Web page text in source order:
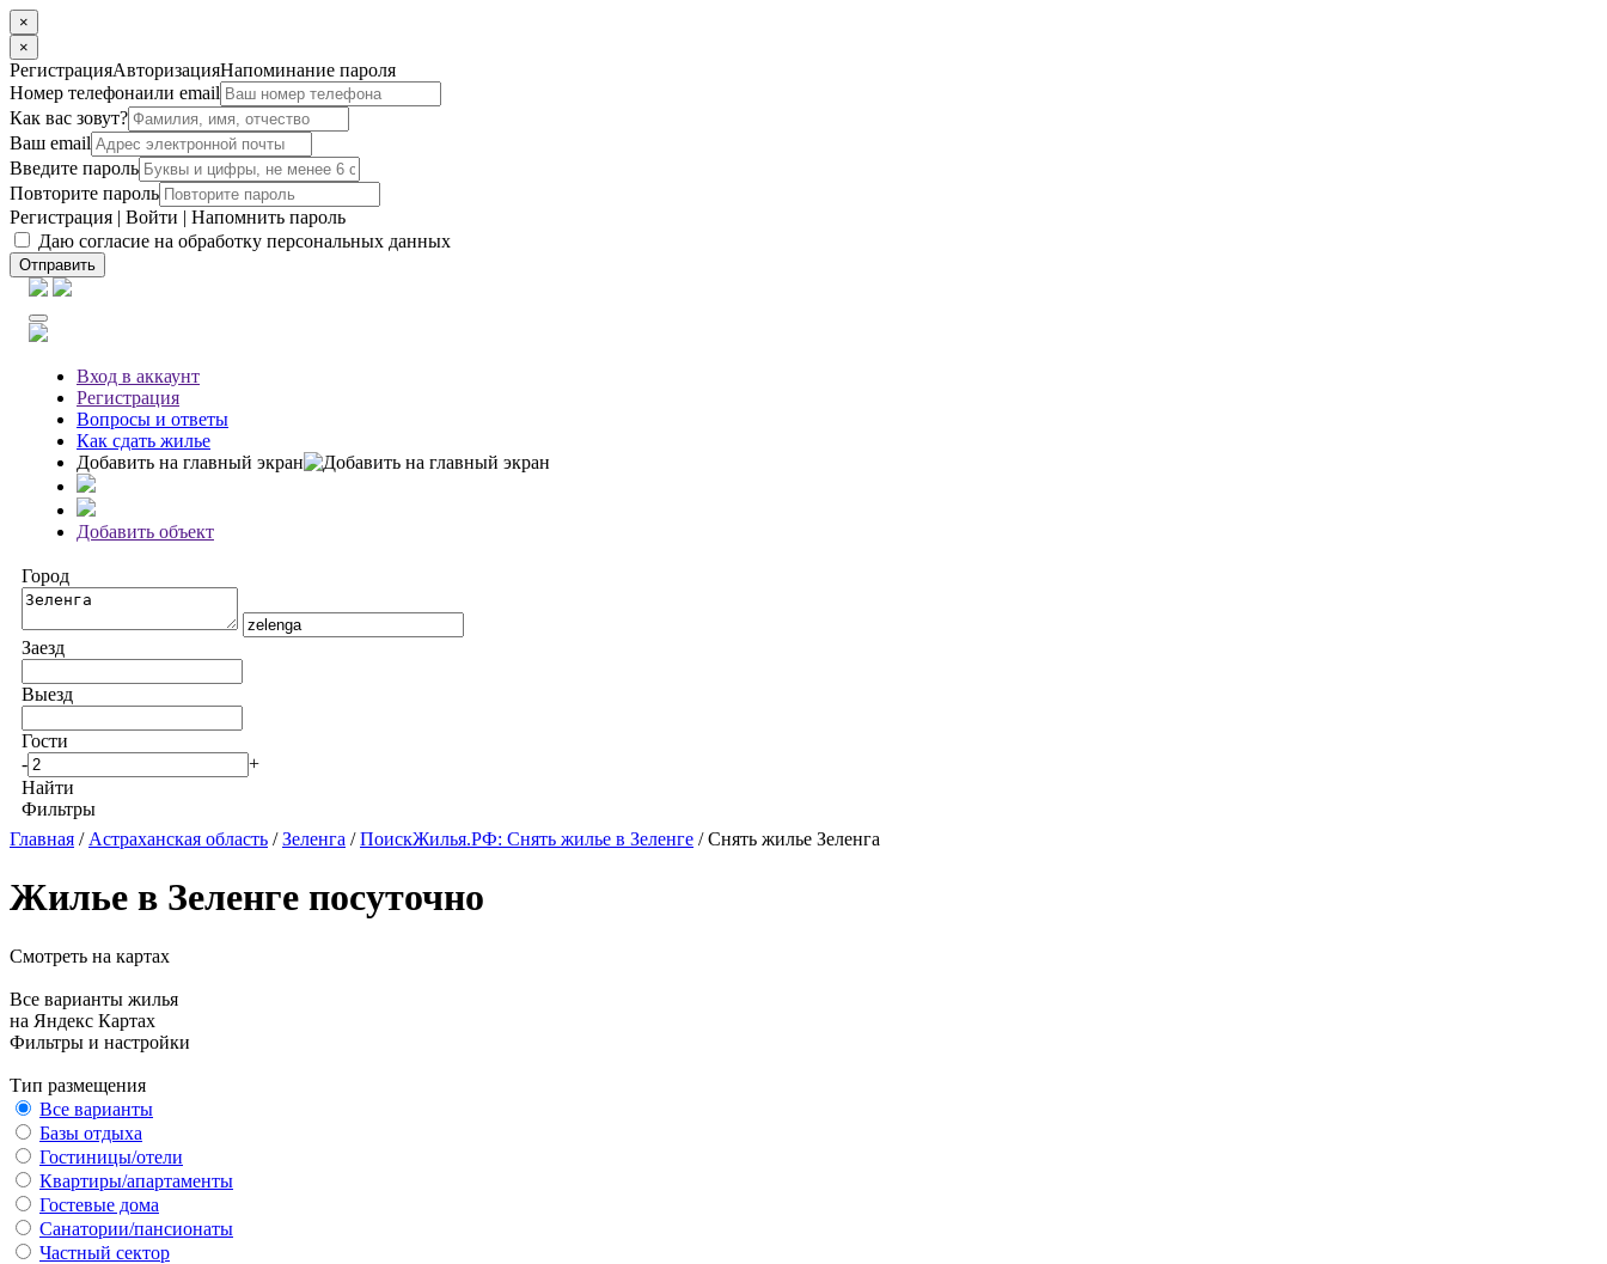
×
×
РегистрацияАвторизацияНапоминание пароля
Номер телефонаили email
Как вас зовут?
Ваш email
Введите пароль
Повторите пароль
Регистрация | Войти | Напомнить пароль
Даю согласие на обработку персональных данных
Отправить
Вход в аккаунт
Регистрация
Вопросы и ответы
Как сдать жилье
Добавить на главный экран
Добавить объект
Город
Заезд
Выезд
Гости
-
+
Найти
Фильтры
Главная / Астраханская область /Зеленга /ПоискЖилья.РФ: Снять жилье в Зеленге / Снять жилье Зеленга
Жилье в Зеленге посуточно
Смотреть на картах
Все варианты жилья
на Яндекс Картах
Фильтры и настройки
Тип размещения
Все варианты
Базы отдыха
Гостиницы/отели
Квартиры/апартаменты
Гостевые дома
Санатории/пансионаты
Частный сектор